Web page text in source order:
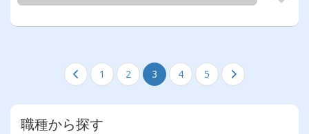
1 2 3 4 5
職種から探す